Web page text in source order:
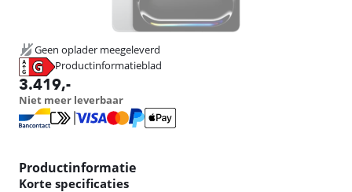
Geen oplader meegeleverd
Productinformatieblad
opent in nieuw tabblad
3.419,-
Niet meer leverbaar
Productinformatie
Korte specificaties